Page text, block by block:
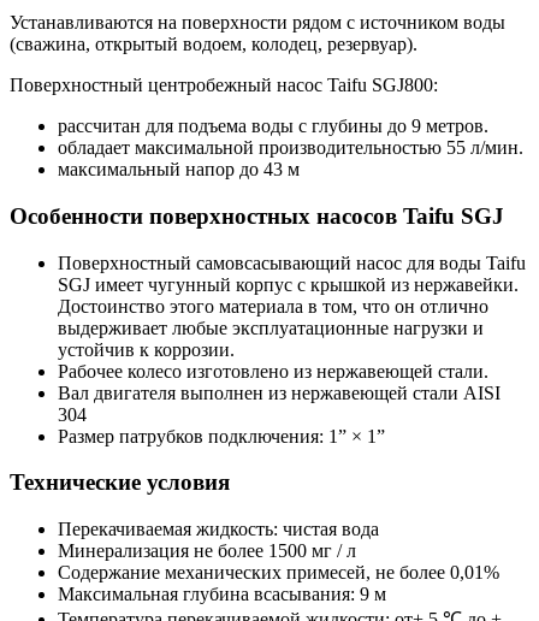
Устанавливаются на поверхности рядом с источником воды
(сважина, открытый водоем, колодец, резервуар).
Поверхностный центробежный насос Taifu SGJ800:
рассчитан для подъема воды с глубины до 9 метров.
обладает максимальной производительностью 55 л/мин.
максимальный напор до 43 м
Особенности поверхностных насосов Taifu SGJ
Поверхностный самовсасывающий насос для воды Taifu
SGJ имеет чугунный корпус с крышкой из нержавейки.
Достоинство этого материала в том, что он отлично
выдерживает любые эксплуатационные нагрузки и
устойчив к коррозии.
Рабочее колесо изготовлено из нержавеющей стали.
Вал двигателя выполнен из нержавеющей стали AISI
304
Размер патрубков подключения: 1” × 1”
Технические условия
Перекачиваемая жидкость: чистая вода
Минерализация не более 1500 мг / л
Содержание механических примесей, не более 0,01%
Максимальная глубина всасывания: 9 м